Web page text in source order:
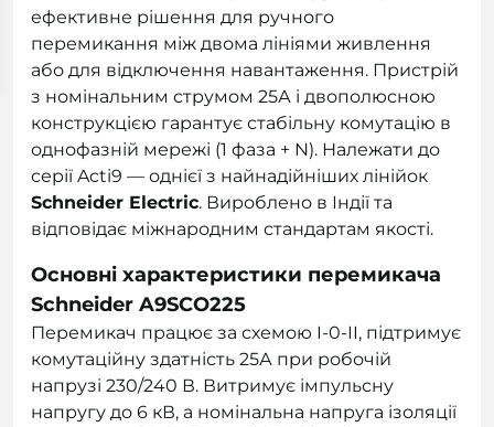
ефективне рішення для ручного
перемикання між двома лініями живлення
або для відключення навантаження. Пристрій
з номінальним струмом 25А і двополюсною
конструкцією гарантує стабільну комутацію в
однофазній мережі (1 фаза + N). Належати до
серії Acti9 — однієї з найнадійніших лінійок
Schneider Electric. Вироблено в Індії та
відповідає міжнародним стандартам якості.
Основні характеристики перемикача
Schneider A9SCO225
Перемикач працює за схемою I-0-II, підтримує
комутаційну здатність 25А при робочій
напрузі 230/240 В. Витримує імпульсну
напругу до 6 кВ, а номінальна напруга ізоляції